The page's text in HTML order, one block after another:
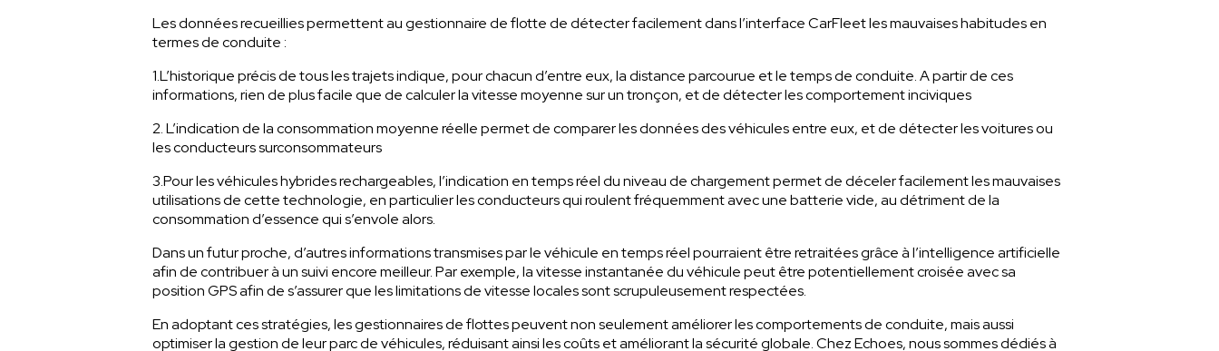
Les données recueillies permettent au gestionnaire de flotte de détecter facilement dans l’interface CarFleet les mauvaises habitudes en
termes de conduite :
1.L’historique précis de tous les trajets indique, pour chacun d’entre eux, la distance parcourue et le temps de conduite. A partir de ces
informations, rien de plus facile que de calculer la vitesse moyenne sur un tronçon, et de détecter les comportement inciviques
2. L’indication de la consommation moyenne réelle permet de comparer les données des véhicules entre eux, et de détecter les voitures ou
les conducteurs surconsommateurs
3.Pour les véhicules hybrides rechargeables, l’indication en temps réel du niveau de chargement permet de déceler facilement les mauvaises
utilisations de cette technologie, en particulier les conducteurs qui roulent fréquemment avec une batterie vide, au détriment de la
consommation d’essence qui s’envole alors.
Dans un futur proche, d’autres informations transmises par le véhicule en temps réel pourraient être retraitées grâce à l’intelligence artificielle
afin de contribuer à un suivi encore meilleur. Par exemple, la vitesse instantanée du véhicule peut être potentiellement croisée avec sa
position GPS afin de s’assurer que les limitations de vitesse locales sont scrupuleusement respectées.
En adoptant ces stratégies, les gestionnaires de flottes peuvent non seulement améliorer les comportements de conduite, mais aussi
optimiser la gestion de leur parc de véhicules, réduisant ainsi les coûts et améliorant la sécurité globale. Chez Echoes, nous sommes dédiés à